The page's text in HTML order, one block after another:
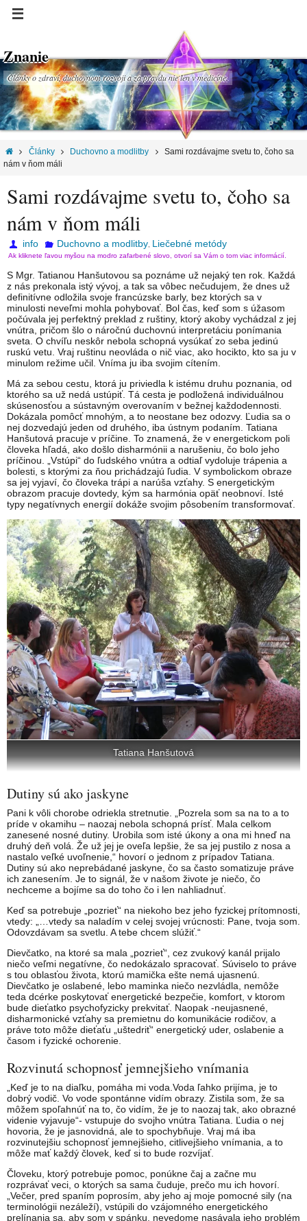
Znanie
Články o zdraví, duchovnom rozvoji a za pravdu nie len v medicíne.
Články Duchovno a modlitby
Sami rozdávajme svetu to, čoho sa
nám v ňom máli
Sami rozdávajme svetu to, čoho sa
nám v ňom máli
info Duchovno a modlitby, Liečebné metódy
Ak kliknete ľavou myšou na modro zafarbené slovo, otvorí sa Vám o tom viac informácií.
S Mgr. Tatianou Hanšutovou sa poznáme už nejaký ten rok. Každá
z nás prekonala istý vývoj, a tak sa vôbec nečudujem, že dnes už
definitívne odložila svoje francúzske barly, bez ktorých sa v
minulosti neveľmi mohla pohybovať. Bol čas, keď som s úžasom
počúvala jej perfektný preklad z ruštiny, ktorý akoby vychádzal z jej
vnútra, pričom šlo o náročnú duchovnú interpretáciu ponímania
sveta. O chvíľu neskôr nebola schopná vysúkať zo seba jedinú
ruskú vetu. Vraj ruštinu neovláda o nič viac, ako hocikto, kto sa ju v
minulom režime učil. Vníma ju iba svojim cítením.
Má za sebou cestu, ktorá ju priviedla k istému druhu poznania, od
ktorého sa už nedá ustúpiť. Tá cesta je podložená individuálnou
skúsenosťou a sústavným overovaním v bežnej každodennosti.
Dokázala pomôcť mnohým, a to neostane bez odozvy. Ľudia sa o
nej dozvedajú jeden od druhého, iba ústnym podaním. Tatiana
Hanšutová pracuje v príčine. To znamená, že v energetickom poli
človeka hľadá, ako došlo disharmónii a narušeniu, čo bolo jeho
príčinou. „Vstúpi“ do ľudského vnútra a odtiaľ vydoluje trápenia a
bolesti, s ktorými za ňou prichádzajú ľudia. V symbolickom obraze
sa jej vyjaví, čo človeka trápi a narúša vzťahy. S energetickým
obrazom pracuje dovtedy, kým sa harmónia opäť neobnoví. Isté
typy negatívnych energií dokáže svojim pôsobením transformovať.
Tatiana Hanšutová
Dutiny sú ako jaskyne
Pani k vôli chorobe odriekla stretnutie. „Pozrela som sa na to a to
príde v okamihu – naozaj nebola schopná prísť. Mala celkom
zanesené nosné dutiny. Urobila som isté úkony a ona mi hneď na
druhý deň volá. Že už jej je oveľa lepšie, že sa jej pustilo z nosa a
nastalo veľké uvoľnenie,“ hovorí o jednom z prípadov Tatiana.
Dutiny sú ako neprebádané jaskyne, čo sa často somatizuje práve
ich zanesením. Je to signál, že v našom živote je niečo, čo
nechceme a bojíme sa do toho čo i len nahliadnuť.
Keď sa potrebuje „pozrieť“ na niekoho bez jeho fyzickej prítomnosti,
vtedy: „…vtedy sa naladím v celej svojej vrúcnosti: Pane, tvoja som.
Odovzdávam sa svetlu. A tebe chcem slúžiť.“
Dievčatko, na ktoré sa mala „pozrieť“, cez zvukový kanál prijalo
niečo veľmi negatívne, čo nedokázalo spracovať. Súviselo to práve
s tou oblasťou života, ktorú mamička ešte nemá ujasnenú.
Dievčatko je oslabené, lebo maminka niečo nezvládla, nemôže
teda dcérke poskytovať energetické bezpečie, komfort, v ktorom
bude dieťatko psychofyzicky prekvitať. Naopak -neujasnené,
disharmonické vzťahy sa premietnu do komunikácie rodičov, a
práve toto môže dieťaťu „uštedriť“ energetický uder, oslabenie a
časom i fyzické ochorenie.
Rozvinutá schopnosť jemnejšieho vnímania
„Keď je to na diaľku, pomáha mi voda.Voda ľahko prijíma, je to
dobrý vodič. Vo vode spontánne vidím obrazy. Zistila som, že sa
môžem spoľahnúť na to, čo vidím, že je to naozaj tak, ako obrazné
videnie vyjavuje“- vstupuje do svojho vnútra Tatiana. Ľudia o nej
hovoria, že je jasnovidná, ale to spochybňuje. Vraj má iba
rozvinutejšiu schopnosť jemnejšieho, citlivejšieho vnímania, a to
môže mať každý človek, keď si to bude rozvíjať.
Človeku, ktorý potrebuje pomoc, ponúkne čaj a začne mu
rozprávať veci, o ktorých sa sama čuduje, prečo mu ich hovorí.
„Večer, pred spaním poprosím, aby jeho aj moje pomocné sily (na
terminológii nezáleží), vstúpili do vzájomného energetického
prelínania sa, aby som v spánku, nevedome nasávala jeho problém